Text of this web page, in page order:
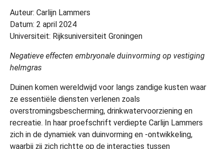
Auteur: Carlijn Lammers
Datum: 2 april 2024
Universiteit: Rijksuniversiteit Groningen
Negatieve effecten embryonale duinvorming op vestiging
helmgras
Duinen komen wereldwijd voor langs zandige kusten waar
ze essentiële diensten verlenen zoals
overstromingsbescherming, drinkwatervoorziening en
recreatie. In haar proefschrift verdiepte Carlijn Lammers
zich in de dynamiek van duinvorming en -ontwikkeling,
waarbij zij zich richtte op de interacties tussen